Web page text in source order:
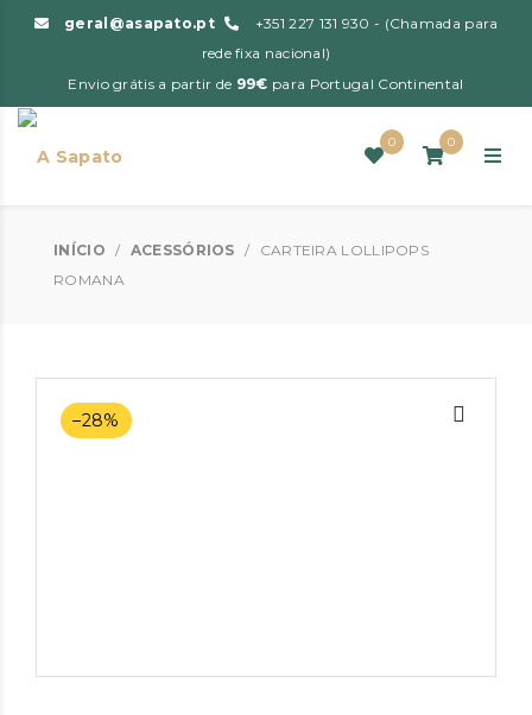
geral@asapato.pt
+351 227 131 930 - (Chamada para
rede fixa nacional)
Envio grátis a partir de 99€ para Portugal Continental
0 0
INÍCIO / ACESSÓRIOS /
CARTEIRA LOLLIPOPS
ROMANA
–28%